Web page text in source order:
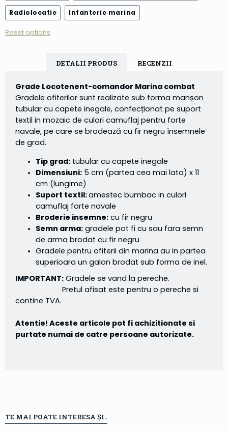
Radiolocatie Infanterie marina
Reset options
DETALII PRODUS RECENZII
Grade Locotenent-comandor Marina combat
Gradele ofiterilor sunt realizate sub forma manșon
tubular cu capete inegale, confecționat pe suport
textil in mozaic de culori camuflaj pentru forte
navale, pe care se brodează cu fir negru însemnele
de grad.
Tip grad: tubular cu capete inegale
Dimensiuni: 5 cm (partea cea mai lata) x 11
cm (lungime)
Suport textil:amestec bumbac in culori
camuflaj forte navale
Broderie insemne: cu fir negru
Semn arma: gradele pot fi cu sau fara semn
de arma brodat cu fir negru
Gradele pentru ofiterii din marina au in partea
superioara un galon brodat sub forma de inel.
IMPORTANT: Gradele se vand la pereche.
Pretul afisat este pentru o pereche si
contine TVA.
Atentie! Aceste articole pot fi achizitionate si
purtate numai de catre persoane autorizate.
TE MAI POATE INTERESA ȘI..